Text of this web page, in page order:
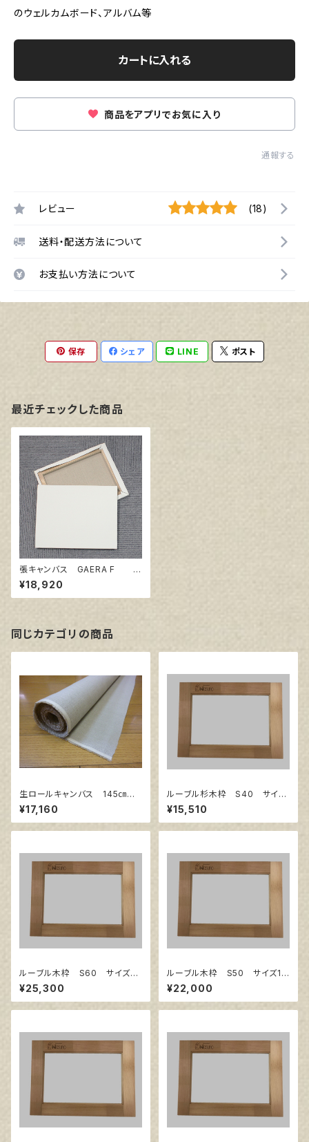
のウェルカムボード、アルバム等
カートに入れる
商品をアプリでお気に入り
通報する
レビュー (18)
送料・配送方法について
お支払い方法について
保存 シェア LINE ポスト
最近チェックした商品
張キャンバス GAERA F S
40 1000㎜×1000㎜
¥18,920
同じカテゴリの商品
生ロールキャンバス 145㎝巾×
10m巻
¥17,160
ルーブル杉木枠 S40 サイズ
1000㎜×1000㎜
¥15,510
ルーブル木枠 S60 サイズ13
03㎜×1303㎜
¥25,300
ルーブル木枠 S50 サイズ11
67㎜×1167㎜
¥22,000